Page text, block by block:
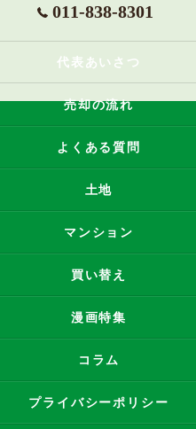
011-838-8301
代表あいさつ
売却の流れ
よくある質問
土地
マンション
買い替え
漫画特集
コラム
プライバシーポリシー